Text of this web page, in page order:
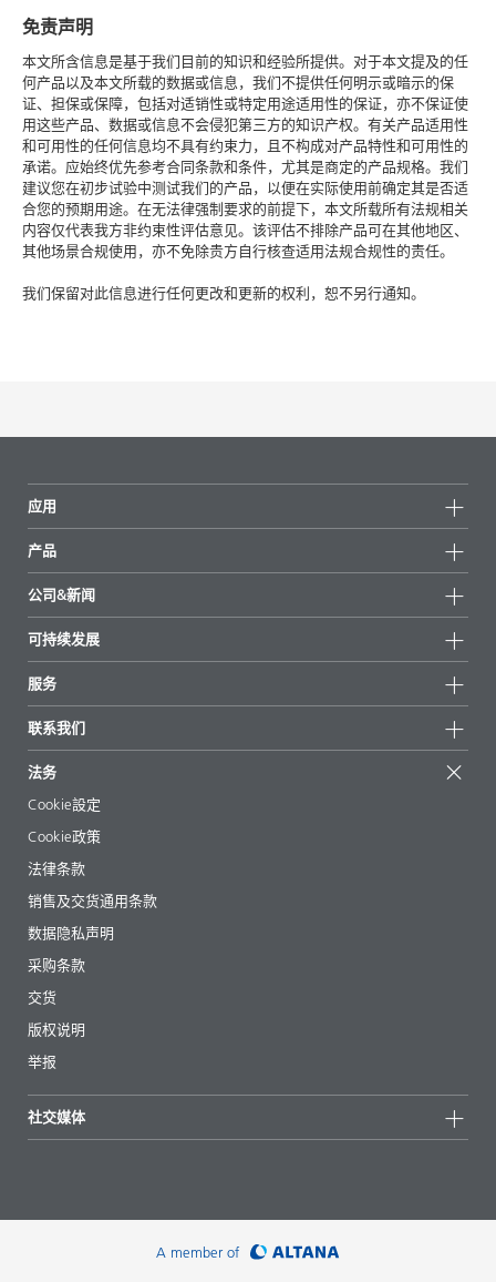
免责声明
本文所含信息是基于我们目前的知识和经验所提供。对于本文提及的任
何产品以及本文所载的数据或信息，我们不提供任何明示或暗示的保
证、担保或保障，包括对适销性或特定用途适用性的保证，亦不保证使
用这些产品、数据或信息不会侵犯第三方的知识产权。有关产品适用性
和可用性的任何信息均不具有约束力，且不构成对产品特性和可用性的
承诺。应始终优先参考合同条款和条件，尤其是商定的产品规格。我们
建议您在初步试验中测试我们的产品，以便在实际使用前确定其是否适
合您的预期用途。在无法律强制要求的前提下，本文所载所有法规相关
内容仅代表我方非约束性评估意见。该评估不排除产品可在其他地区、
其他场景合规使用，亦不免除贵方自行核查适用法规合规性的责任。
我们保留对此信息进行任何更改和更新的权利，恕不另行通知。
应用
产品
所有产品
重点推荐
公司&新闻
新闻
新闻和媒体
地区和分销商
展会和活动
可持续发展
可持续产品
成功案例
EcoVadis
认证
服务
起始配方
文章
电子书
法规事务
助剂指南 App
视频
下载
联系我们
法务
Cookie設定
Cookie政策
法律条款
销售及交货通用条款
数据隐私声明
采购条款
交货
版权说明
举报
社交媒体
A member of